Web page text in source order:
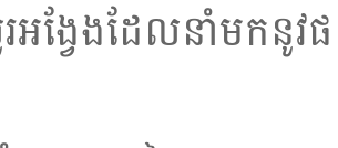
អង្វែងដែលនាំមក